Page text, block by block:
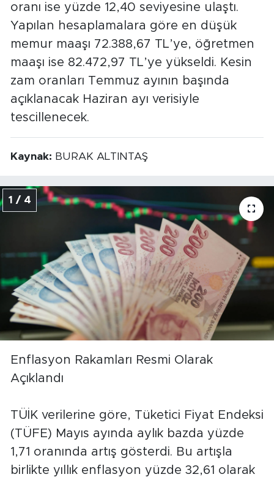
oranı ise yüzde 12,40 seviyesine ulaştı.
Yapılan hesaplamalara göre en düşük
memur maaşı 72.388,67 TL’ye, öğretmen
maaşı ise 82.472,97 TL’ye yükseldi. Kesin
zam oranları Temmuz ayının başında
açıklanacak Haziran ayı verisiyle
tescillenecek.
Kaynak: BURAK ALTINTAŞ
1 / 4
Enflasyon Rakamları Resmi Olarak
Açıklandı
TÜİK verilerine göre, Tüketici Fiyat Endeksi
(TÜFE) Mayıs ayında aylık bazda yüzde
1,71 oranında artış gösterdi. Bu artışla
birlikte yıllık enflasyon yüzde 32,61 olarak